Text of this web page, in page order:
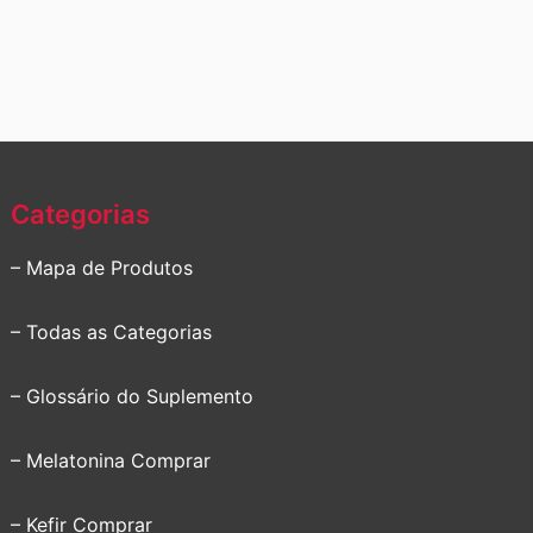
Categorias
– Mapa de Produtos
– Todas as Categorias
– Glossário do Suplemento
– Melatonina Comprar
– Kefir Comprar